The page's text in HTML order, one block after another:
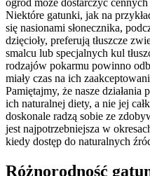
ogród może dostarczyć
Niektóre gatunki, jak na
się nasionami słonecznika,
dzięcioły, preferują tłuszcze
smalcu lub specjalnych kul
rodzajów pokarmu powinno
miały czas na ich
Pamiętajmy, że nasze działania
ich naturalnej diety, a nie jej
doskonale radzą sobie ze
jest najpotrzebniejsza w
kiedy dostęp do naturalnych
Różnorodność